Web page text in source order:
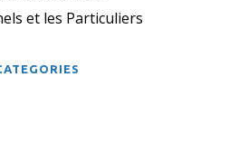
et les Particuliers